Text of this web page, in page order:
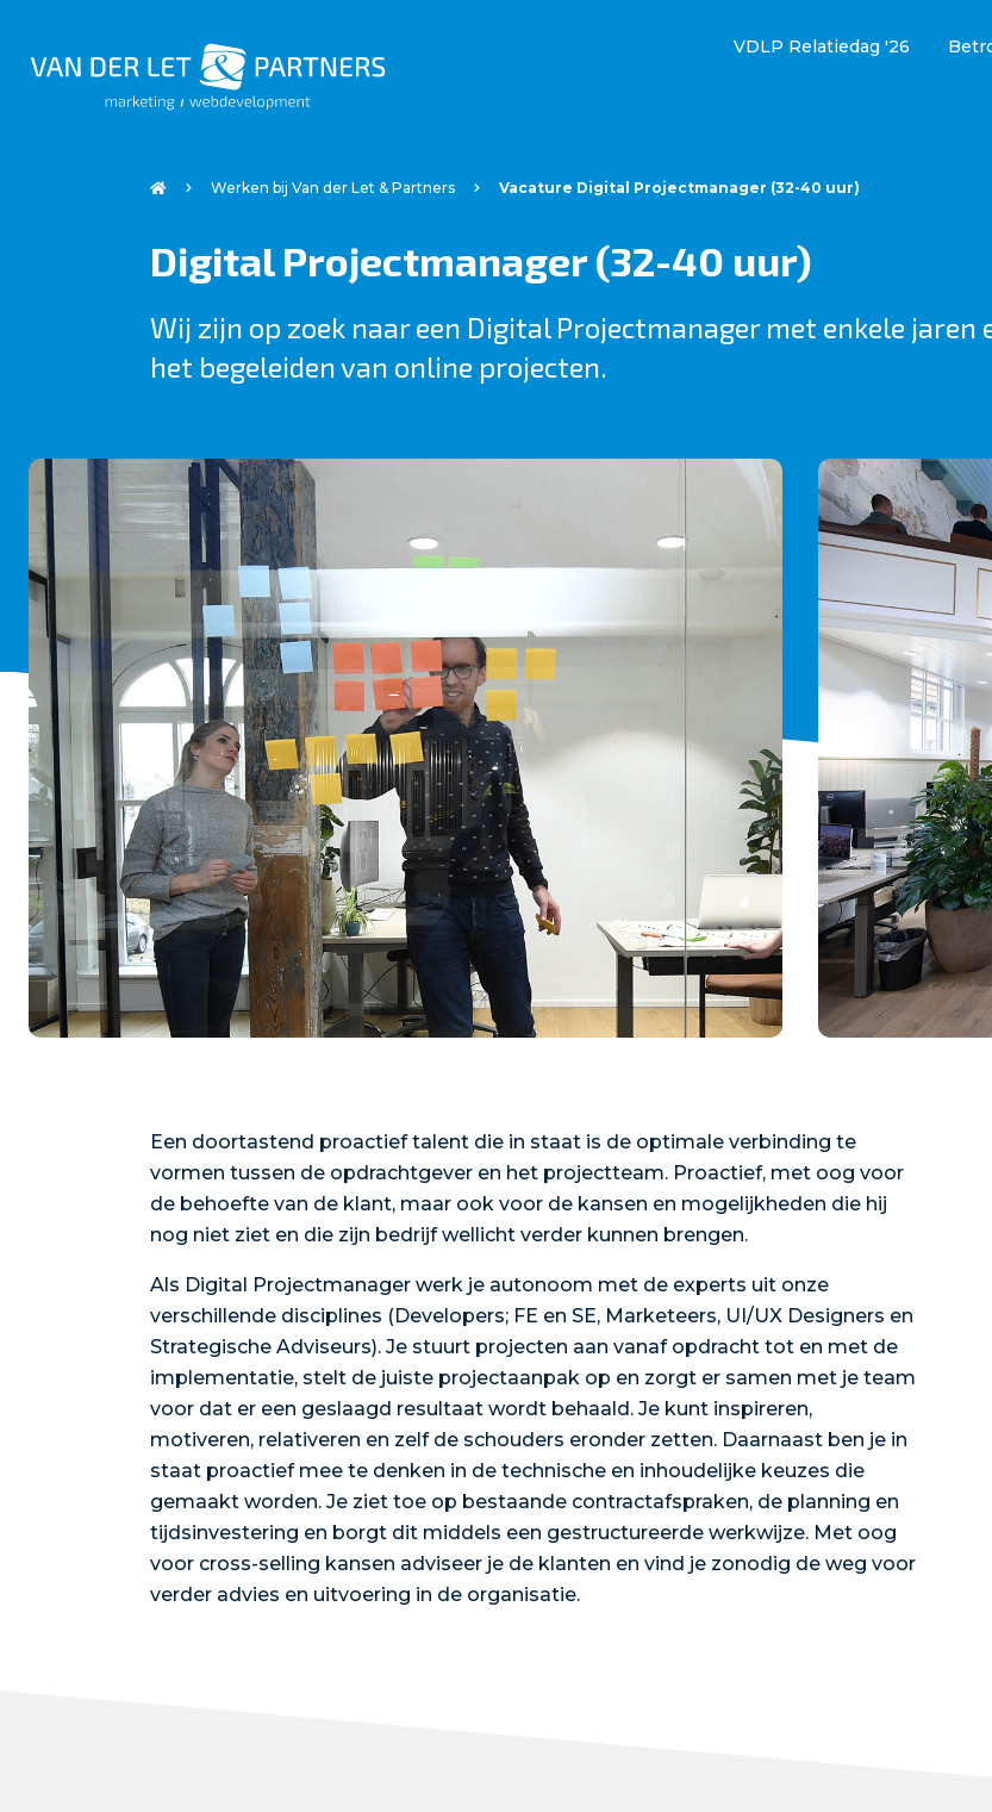
VDLP Relatiedag '26
Werken bij Van der Let & Partners Vacature Digital Projectmanager (32-40 uur)
Digital Projectmanager (32-40 uur)
Wij zijn op zoek naar een Digital Projectmanager met enkele jaren
het begeleiden van online projecten.
Een doortastend proactief talent die in staat is de optimale verbinding te
vormen tussen de opdrachtgever en het projectteam. Proactief, met oog voor
de behoefte van de klant, maar ook voor de kansen en mogelijkheden die hij
nog niet ziet en die zijn bedrijf wellicht verder kunnen brengen.
Als Digital Projectmanager werk je autonoom met de experts uit onze
verschillende disciplines (Developers; FE en SE, Marketeers, UI/UX Designers en
Strategische Adviseurs). Je stuurt projecten aan vanaf opdracht tot en met de
implementatie, stelt de juiste projectaanpak op en zorgt er samen met je team
voor dat er een geslaagd resultaat wordt behaald. Je kunt inspireren,
motiveren, relativeren en zelf de schouders eronder zetten. Daarnaast ben je in
staat proactief mee te denken in de technische en inhoudelijke keuzes die
gemaakt worden. Je ziet toe op bestaande contractafspraken, de planning en
tijdsinvestering en borgt dit middels een gestructureerde werkwijze. Met oog
voor cross-selling kansen adviseer je de klanten en vind je zonodig de weg voor
verder advies en uitvoering in de organisatie.